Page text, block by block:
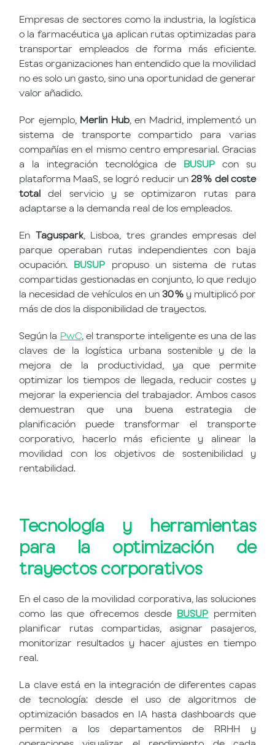
Empresas de sectores como la industria, la logística
o la farmacéutica ya aplican rutas optimizadas para
transportar empleados de forma más eficiente.
Estas organizaciones han entendido que la movilidad
no es solo un gasto, sino una oportunidad de generar
valor añadido.
Por ejemplo, Merlin Hub, en Madrid, implementó un
sistema de transporte compartido para varias
compañías en el mismo centro empresarial. Gracias
a la integración tecnológica de BUSUP con su
plataforma MaaS, se logró reducir un 28 % del coste
total del servicio y se optimizaron rutas para
adaptarse a la demanda real de los empleados.
En Taguspark, Lisboa, tres grandes empresas del
parque operaban rutas independientes con baja
ocupación. BUSUP propuso un sistema de rutas
compartidas gestionadas en conjunto, lo que redujo
la necesidad de vehículos en un 30 % y multiplicó por
más de dos la disponibilidad de trayectos.
Según la PwC, el transporte inteligente es una de las
claves de la logística urbana sostenible y de la
mejora de la productividad, ya que permite
optimizar los tiempos de llegada, reducir costes y
mejorar la experiencia del trabajador. Ambos casos
demuestran que una buena estrategia de
planificación puede transformar el transporte
corporativo, hacerlo más eficiente y alinear la
movilidad con los objetivos de sostenibilidad y
rentabilidad.
Tecnología y herramientas
para la optimización de
trayectos corporativos
En el caso de la movilidad corporativa, las soluciones
como las que ofrecemos desde BUSUP permiten
planificar rutas compartidas, asignar pasajeros,
monitorizar resultados y hacer ajustes en tiempo
real.
La clave está en la integración de diferentes capas
de tecnología: desde el uso de algoritmos de
optimización basados en IA hasta dashboards que
permiten a los departamentos de RRHH y